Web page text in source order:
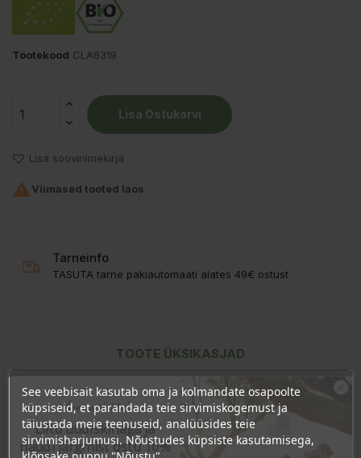
Tootekood CLA6319
Lisa Ostukorvi
Lisa soovinimekirja
 Viimased tooted laos
Tarneinfo
TASUTA tarne pakiautomaati alates 49€ ostust
TOOTE ÜKSIKASJAD
KLIENDI KOMMENTAARID
See veebisait kasutab oma ja kolmandate osapoolte
küpsiseid, et parandada teie sirvimiskogemust ja
täiustada meie teenuseid, analüüsides teie
sirvimisharjumusi. Nõustudes küpsiste kasutamisega,
Ära veel lahku!
Liitu uudiskirjaga ja
naudi järgmist ostu 10%